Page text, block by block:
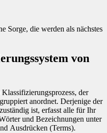
Sorge, die werden als nächstes
von
der
anordnet. Derjenige der
ist, erfasst alle für Ihr
und Bezeichnungen unter
Ausdrücken (Terms).